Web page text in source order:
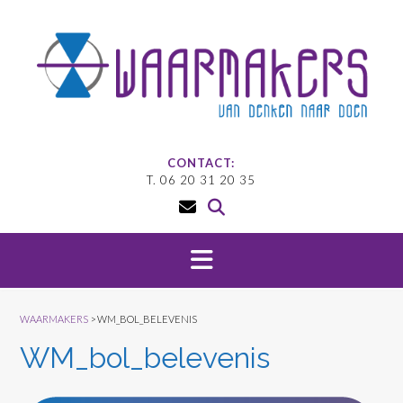
CONTACT:
T. 06 20 31 20 35
WAARMAKERS >WM_BOL_BELEVENIS
WM_bol_belevenis